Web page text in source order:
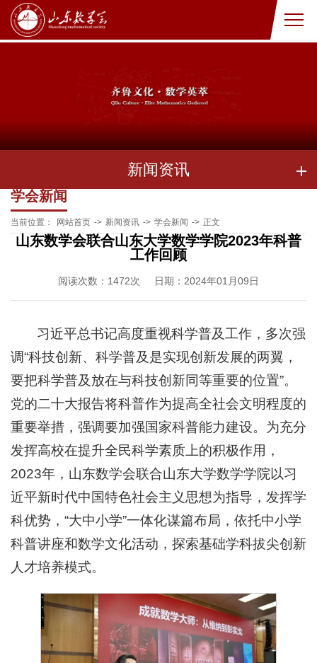
新闻资讯
学会新闻
当前位置： 网站首页 -> 新闻资讯 -> 学会新闻 -> 正文
山东数学会联合山东大学数学学院2023年科普
工作回顾
阅读次数： 1472次 日期：2024年01月09日
习近平总书记高度重视科学普及工作，多次强
调“科技创新、科学普及是实现创新发展的两翼，
要把科学普及放在与科技创新同等重要的位置”。
党的二十大报告将科普作为提高全社会文明程度的
重要举措，强调要加强国家科普能力建设。为充分
发挥高校在提升全民科学素质上的积极作用，
2023年，山东数学会联合山东大学数学学院以习
近平新时代中国特色社会主义思想为指导，发挥学
科优势，“大中小学”一体化谋篇布局，依托中小学
科普讲座和数学文化活动，探索基础学科拔尖创新
人才培养模式。